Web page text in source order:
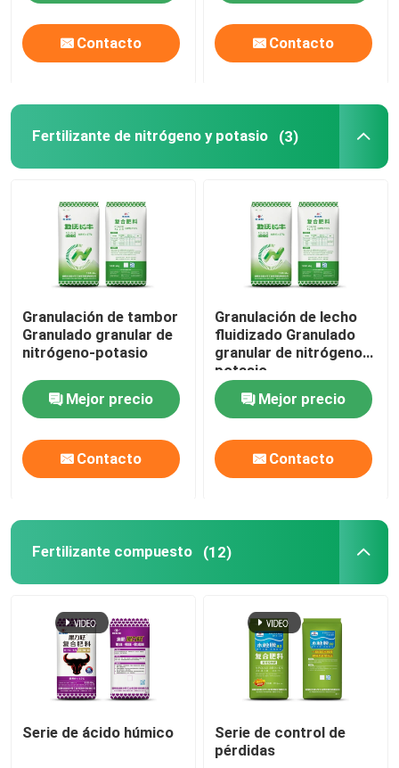
Productos
Vídeos
Sobre nosotros
Contacto Contacto
Fertilizante de nitrógeno y potasio (3)
Granulación de tambor
Granulado granular de
nitrógeno-potasio
Mejor precio
Contacto
Granulación de lecho
fluidizado Granulado
granular de nitrógeno-
potasio
Mejor precio
Contacto
Fertilizante compuesto (12)
Serie de ácido húmico
Serie de control de
pérdidas